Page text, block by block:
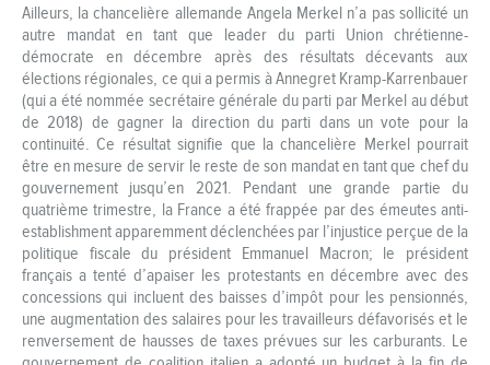
Ailleurs, la chancelière allemande Angela Merkel n’a pas sollicité un
autre mandat en tant que leader du parti Union chrétienne-
démocrate en décembre après des résultats décevants aux
élections régionales, ce qui a permis à Annegret Kramp-Karrenbauer
(qui a été nommée secrétaire générale du parti par Merkel au début
de 2018) de gagner la direction du parti dans un vote pour la
continuité. Ce résultat signifie que la chancelière Merkel pourrait
être en mesure de servir le reste de son mandat en tant que chef du
gouvernement jusqu’en 2021. Pendant une grande partie du
quatrième trimestre, la France a été frappée par des émeutes anti-
establishment apparemment déclenchées par l’injustice perçue de la
politique fiscale du président Emmanuel Macron; le président
français a tenté d’apaiser les protestants en décembre avec des
concessions qui incluent des baisses d’impôt pour les pensionnés,
une augmentation des salaires pour les travailleurs défavorisés et le
renversement de hausses de taxes prévues sur les carburants. Le